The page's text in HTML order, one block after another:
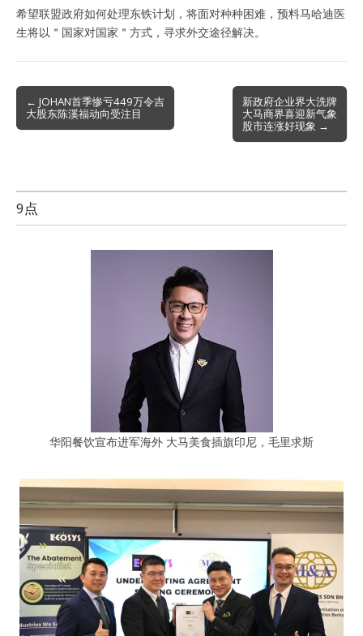
希望联盟政府如何处理东铁计划，将面对种种困难，预料马哈迪医
生将以＂国家对国家＂方式，寻求外交途径解决。
Post
navigation
← JOHAN首季惨亏449万令吉
大股东陈溪福动向受注目
新政府企业界大洗牌
大马商界喜迎新气象
股市连涨好现象 →
9点
华阳餐饮宣布进军海外 大马美食插旗印尼，毛里求斯